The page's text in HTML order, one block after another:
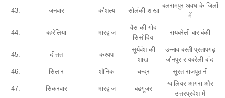
43. जनवार कौशल्य सोलंकी शाखा
बलरामपुर अवध के जिलों
में
44. बहरेलिया भारद्वाज
वैस की गोद
सिसोदिया
रायबरेली बाराबंकी
45. दीत्तत कश्यप
सूर्यवंश की
शाखा
उन्नाव बस्ती प्रतापगढ़
जौनपुर रायबरेली बांदा
46.
सिलार शौनिक चन्द्र सूरत राजपूतानी
47. सिकरवार भारद्वाज बढगूजर
ग्वालियर आगरा और
उत्तरप्रदेश में